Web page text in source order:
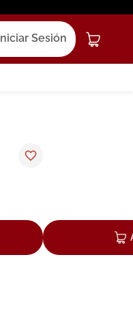
Iniciar Sesión